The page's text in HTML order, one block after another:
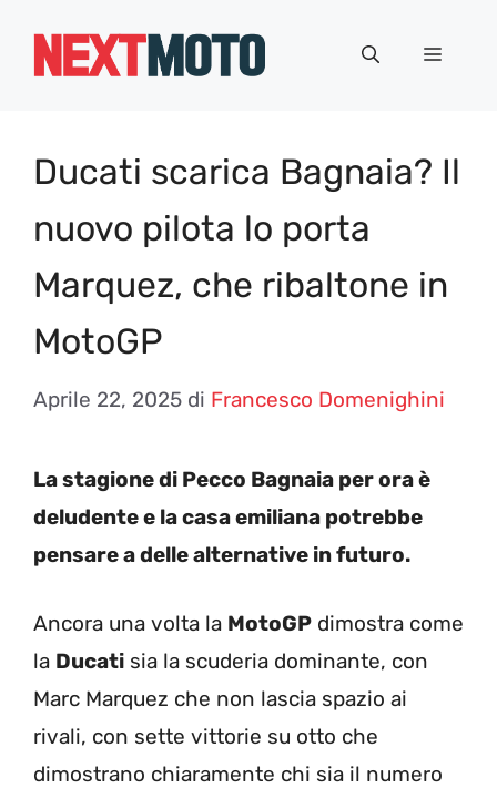
Menu
Ducati scarica Bagnaia? Il
nuovo pilota lo porta
Marquez, che ribaltone in
MotoGP
Aprile 22, 2025 di Francesco Domenighini
La stagione di Pecco Bagnaia per ora è
deludente e la casa emiliana potrebbe
pensare a delle alternative in futuro.
Ancora una volta la MotoGP dimostra come
la Ducati sia la scuderia dominante, con
Marc Marquez che non lascia spazio ai
rivali, con sette vittorie su otto che
dimostrano chiaramente chi sia il numero